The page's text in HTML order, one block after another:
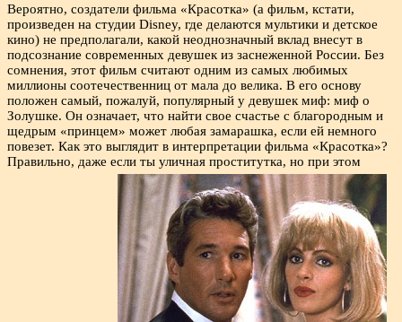
Вероятно, создатели фильма «Красотка» (а фильм, кстати,
произведен на студии Disney, где делаются мультики и детское
кино) не предполагали, какой неоднозначный вклад внесут в
подсознание современных девушек из заснеженной России. Без
сомнения, этот фильм считают одним из самых любимых
миллионы соотечественниц от мала до велика. В его основу
положен самый, пожалуй, популярный у девушек миф: миф о
Золушке. Он означает, что найти свое счастье с благородным и
щедрым «принцем» может любая замарашка, если ей немного
повезет. Как это выглядит в интерпретации фильма «Красотка»?
Правильно, даже если ты уличная проститутка, но при этом